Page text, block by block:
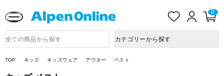
入
ロ
ン
0
品
検
カテゴリーから探す
TOP キッズ キッズウェア アウター ベスト